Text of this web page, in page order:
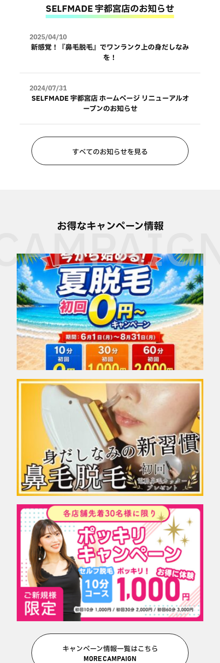
SELFMADE 宇都宮店のお知らせ
2025/04/10
新感覚！『鼻毛脱毛』でワンランク上の身だしなみ
を！
2024/07/31
SELFMADE 宇都宮店 ホームページ リニューアルオ
ープンのお知らせ
すべてのお知らせを見る
お得なキャンペーン情報
キャンペーン情報一覧はこちら
MORE CAMPAIGN